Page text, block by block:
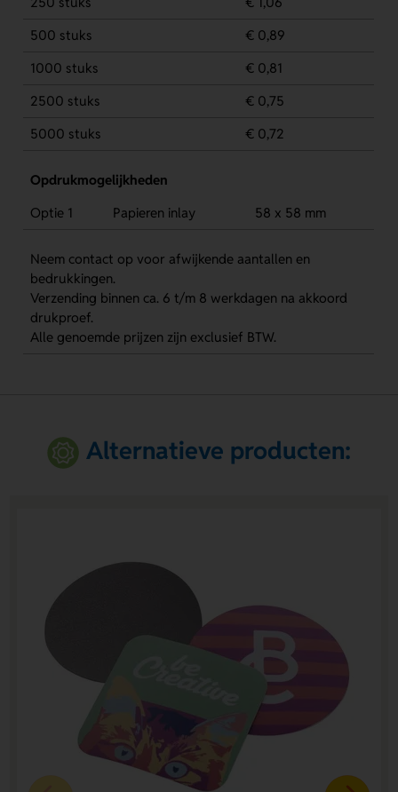
500 stuks
€ 0,89
1000 stuks
€ 0,81
2500 stuks
€ 0,75
5000 stuks
€ 0,72
Opdrukmogelijkheden
Optie 1
Papieren inlay 58 x 58 mm
Neem contact op voor afwijkende aantallen en
bedrukkingen.
Verzending binnen ca. 6 t/m 8 werkdagen na akkoord
drukproef.
Alle genoemde prijzen zijn exclusief BTW.
Alternatieve producten: